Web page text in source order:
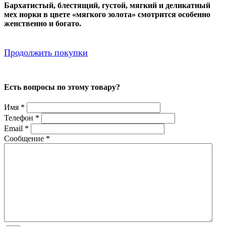
Бархатистый, блестящий, густой, мягкий и деликатный
мех норки в цвете «мягкого золота» смотрится особенно
женственно и богато.
Продолжить покупки
Есть вопросы по этому товару?
Имя *
Телефон *
Email *
Сообщение *